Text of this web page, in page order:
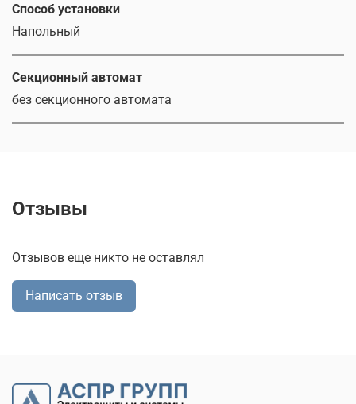
Способ установки
Напольный
Секционный автомат
без секционного автомата
Отзывы
Отзывов еще никто не оставлял
Написать отзыв